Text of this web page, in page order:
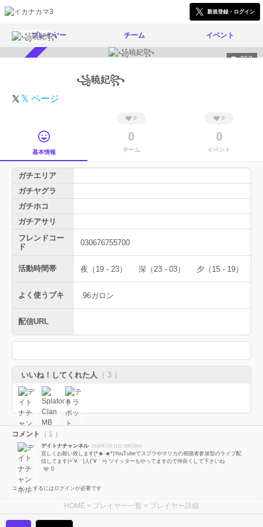
新規登録・ログイン
プレイヤー チーム イベント
352
꧁暁妃꧂
𝕏 ページ
基本情報
0
0
チーム
0
0
イベント
ガチエリア
ガチヤグラ
ガチホコ
ガチアサリ
フレンドコー
ド
030676755700
活動時間帯 夜（19 - 23） 深（23 - 03） 夕（15 - 19）
よく使うブキ .96ガロン
配信URL
いいね！してくれた人 （ 3 ）
コメント （ 1 ）
デイトナチャンネル 2018年3月31日 20時28分
宜しくお願い致します(*☻-☻*)YouTubeでスプラやマリカの視聴者参加型のライブ配
信してます(=´∀｀)人(´∀｀=) ツイッターもやってますので仲良くして下さいね
0
コメントするにはログインが必要です
HOME > プレイヤー一覧 > プレイヤー詳細